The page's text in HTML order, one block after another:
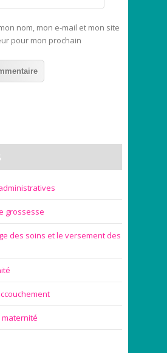
nom, mon e-mail et mon site
pour mon prochain
grossesse
des soins et le versement des
maternité